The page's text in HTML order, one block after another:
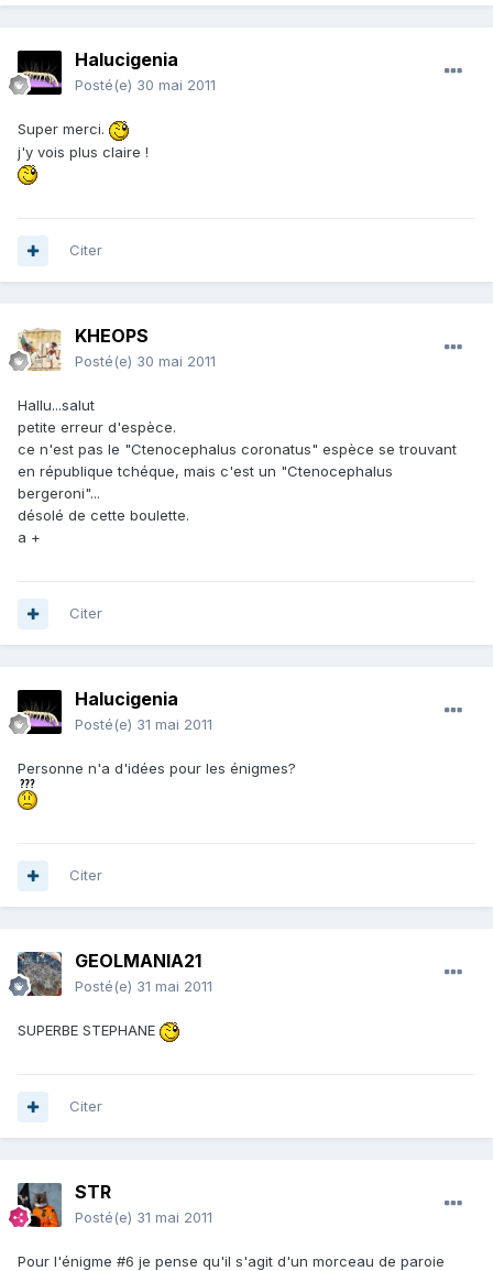
Halucigenia
Posté(e) 30 mai 2011
Super merci.
j'y vois plus claire !
Citer
KHEOPS
Posté(e) 30 mai 2011
Hallu...salut
petite erreur d'espèce.
ce n'est pas le "Ctenocephalus coronatus" espèce se trouvant
en république tchéque, mais c'est un "Ctenocephalus
bergeroni"...
désolé de cette boulette.
a +
Citer
Halucigenia
Posté(e) 31 mai 2011
Personne n'a d'idées pour les énigmes?
Citer
GEOLMANIA21
Posté(e) 31 mai 2011
SUPERBE STEPHANE
Citer
STR
Posté(e) 31 mai 2011
Pour l'énigme #6 je pense qu'il s'agit d'un morceau de paroie